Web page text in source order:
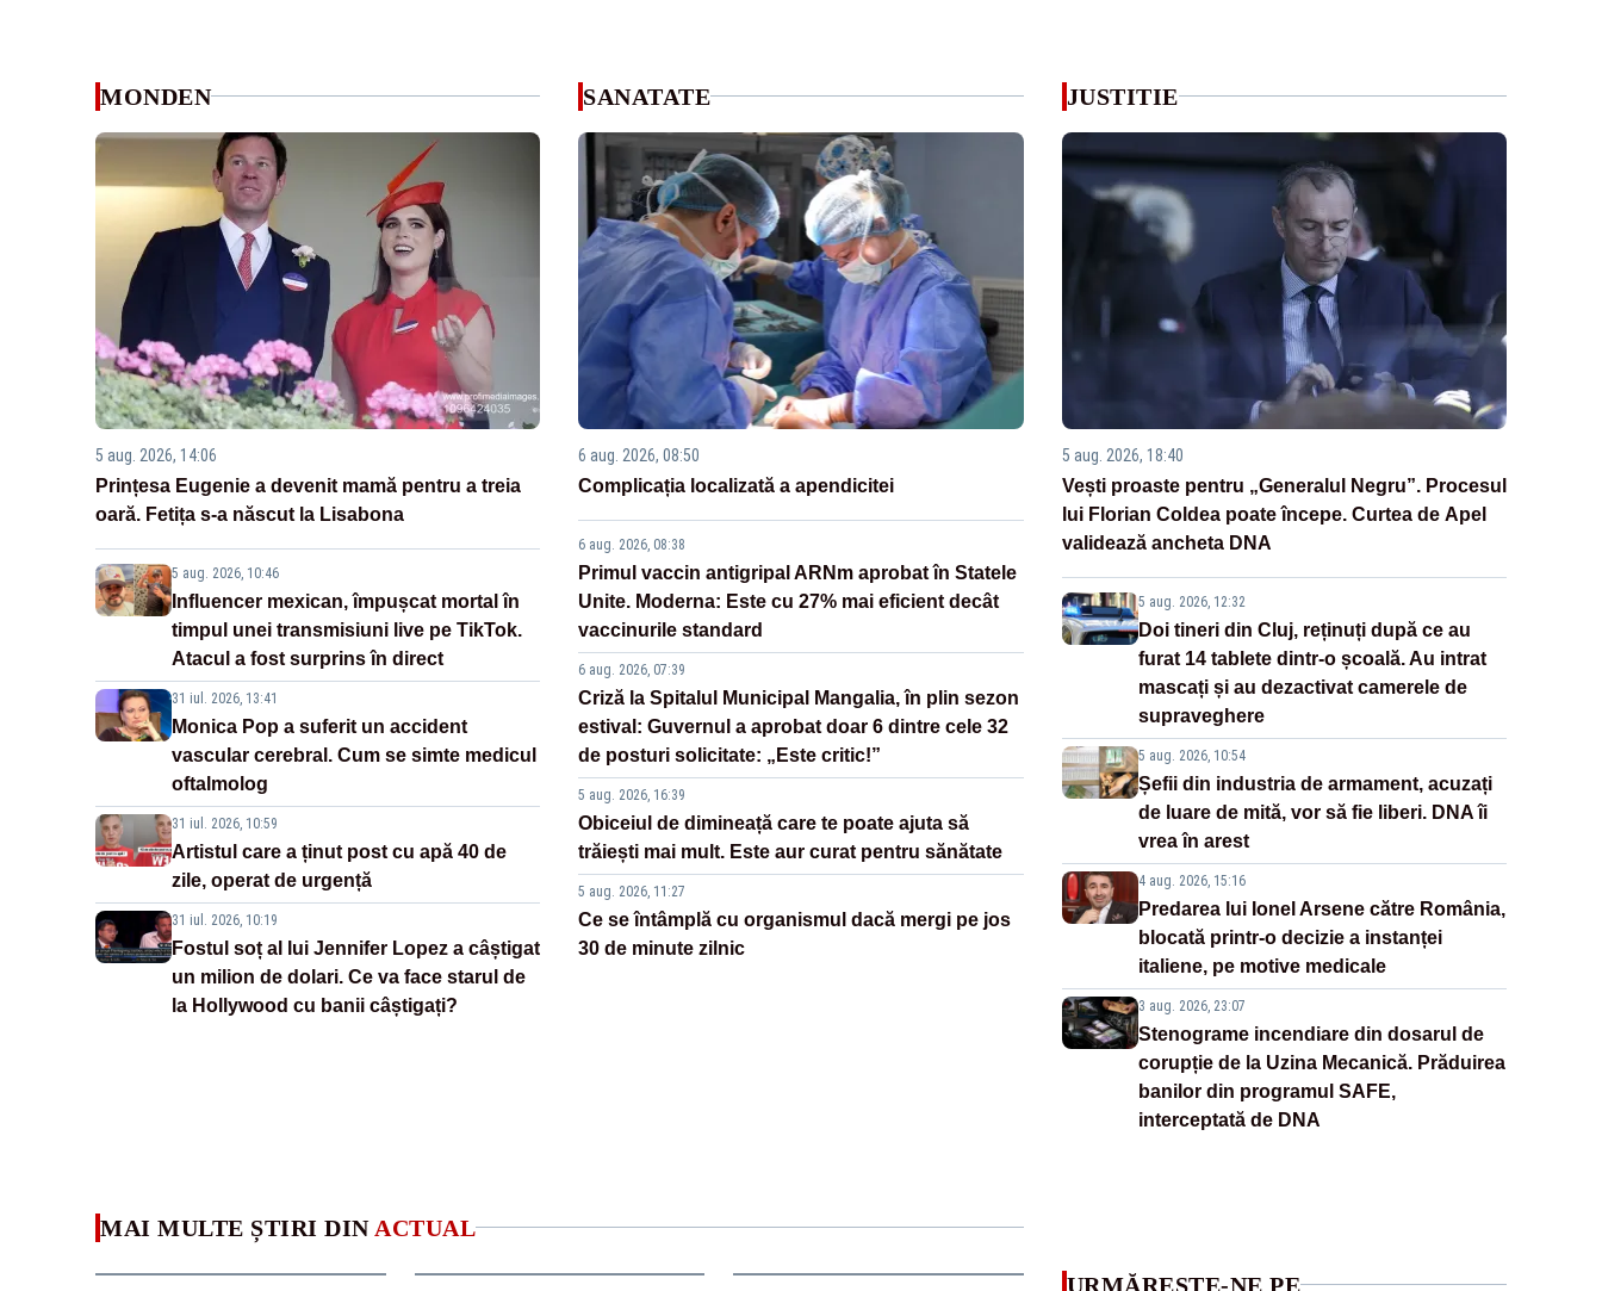
MONDEN
5 aug. 2026, 14:06
Prințesa Eugenie a devenit mamă pentru a treia
oară. Fetița s-a născut la Lisabona
5 aug. 2026, 10:46
Influencer mexican, împușcat mortal în
timpul unei transmisiuni live pe TikTok.
Atacul a fost surprins în direct
31 iul. 2026, 13:41
Monica Pop a suferit un accident
vascular cerebral. Cum se simte medicul
oftalmolog
31 iul. 2026, 10:59
Artistul care a ținut post cu apă 40 de
zile, operat de urgență
31 iul. 2026, 10:19
Fostul soț al lui Jennifer Lopez a câștigat
un milion de dolari. Ce va face starul de
la Hollywood cu banii câștigați?
SANATATE
6 aug. 2026, 08:50
Complicația localizată a apendicitei
6 aug. 2026, 08:38
Primul vaccin antigripal ARNm aprobat în Statele
Unite. Moderna: Este cu 27% mai eficient decât
vaccinurile standard
6 aug. 2026, 07:39
Criză la Spitalul Municipal Mangalia, în plin sezon
estival: Guvernul a aprobat doar 6 dintre cele 32
de posturi solicitate: „Este critic!”
5 aug. 2026, 16:39
Obiceiul de dimineață care te poate ajuta să
trăiești mai mult. Este aur curat pentru sănătate
5 aug. 2026, 11:27
Ce se întâmplă cu organismul dacă mergi pe jos
30 de minute zilnic
JUSTITIE
5 aug. 2026, 18:40
Vești proaste pentru „Generalul Negru”. Procesul
lui Florian Coldea poate începe. Curtea de Apel
validează ancheta DNA
5 aug. 2026, 12:32
Doi tineri din Cluj, reținuți după ce au
furat 14 tablete dintr-o școală. Au intrat
mascați și au dezactivat camerele de
supraveghere
5 aug. 2026, 10:54
Șefii din industria de armament, acuzați
de luare de mită, vor să fie liberi. DNA îi
vrea în arest
4 aug. 2026, 15:16
Predarea lui Ionel Arsene către România,
blocată printr-o decizie a instanței
italiene, pe motive medicale
3 aug. 2026, 23:07
Stenograme incendiare din dosarul de
corupție de la Uzina Mecanică. Prăduirea
banilor din programul SAFE,
interceptată de DNA
MAI MULTE ȘTIRI DIN ACTUAL
URMĂREȘTE-NE PE